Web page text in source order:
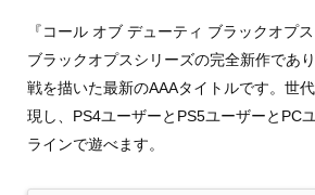
『コール オブ デューティ ブラックオプ
ブラックオプスシリーズの完全新作であ
戦を描いた最新のAAAタイトルです。世
現し、PS4ユーザーとPS5ユーザーとPC
ラインで遊べます。